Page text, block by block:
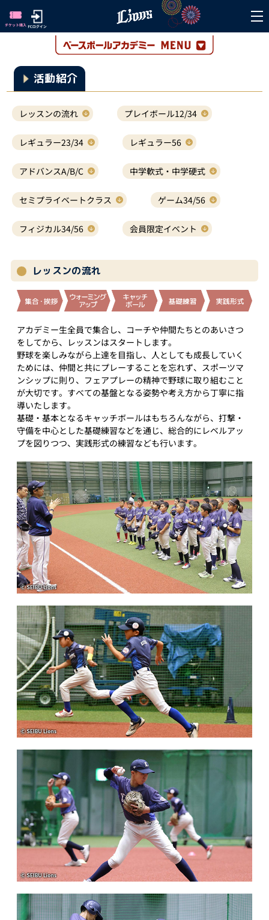
活動紹介
レッスンの流れ プレイボール12/34
レギュラー23/34 レギュラー56
アドバンスA/B/C 中学軟式・中学硬式
セミプライベートクラス ゲーム34/56
フィジカル34/56 会員限定イベント
レッスンの流れ
アカデミー生全員で集合し、コーチや仲間たちとのあいさつ
をしてから、レッスンはスタートします。
野球を楽しみながら上達を目指し、人としても成長していく
ためには、仲間と共にプレーすることを忘れず、スポーツマ
ンシップに則り、フェアプレーの精神で野球に取り組むこと
が大切です。すべての基盤となる姿勢や考え方から丁寧に指
導いたします。
基礎・基本となるキャッチボールはもちろんながら、打撃・
守備を中心とした基礎練習などを通じ、総合的にレベルアッ
プを図りつつ、実践形式の練習なども行います。